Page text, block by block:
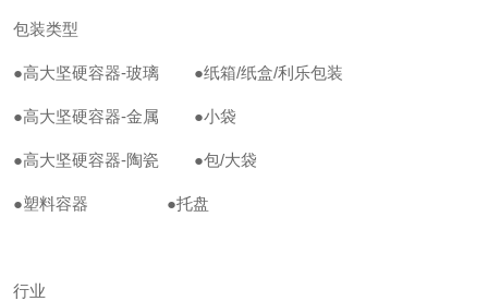
包装类型
●高大坚硬容器-玻璃 ●纸箱/纸盒/利乐包装
●高大坚硬容器-金属 ●小袋
●高大坚硬容器-陶瓷 ●包/大袋
●塑料容器 ●托盘
行业